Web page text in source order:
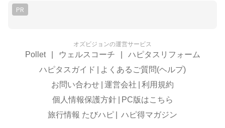
PR
オズビジョンの運営サービス
Pollet ウェルスコーチ
ハピタスリフォーム
ハピタスガイド
よくあるご質問(ヘルプ)
お問い合わせ 運営会社
利用規約
個人情報保護方針
PC版はこちら
旅行情報 たびハピ
ハピ得マガジン